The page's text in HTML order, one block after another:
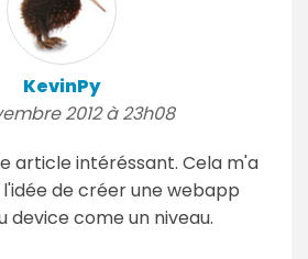
KevinPy
2012 à 23h08
article intéréssant. Cela m'a
de créer une webapp
device come un niveau.